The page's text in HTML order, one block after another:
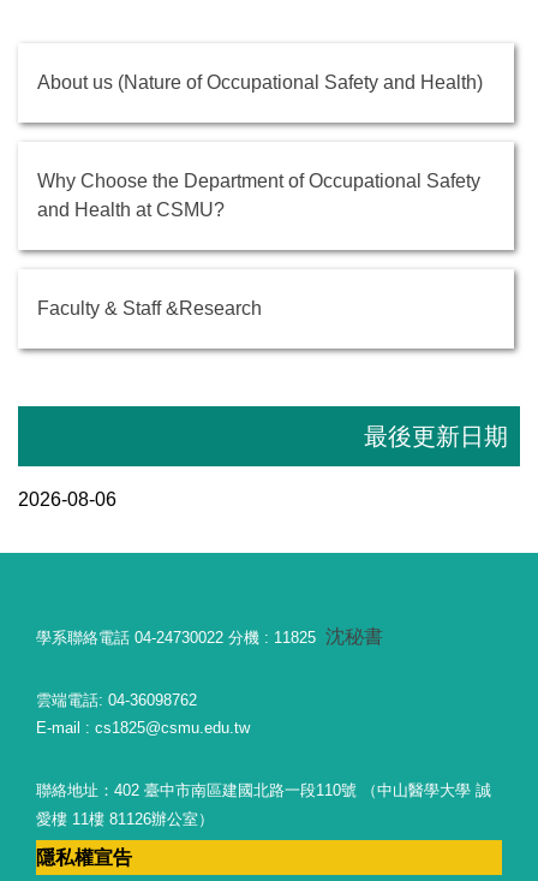
About us (Nature of Occupational Safety and Health)
Why Choose the Department of Occupational Safety
and Health at CSMU?
Faculty & Staff &Research
最後更新日期
2026-08-06
學系聯絡電話 04-24730022 分機 : 11825 沈秘書
雲端電話: 04-36098762
E-mail : cs1825@csmu.edu.tw
聯絡地址：402 臺中市南區建國北路一段110號 （中山醫學大學 誠
愛樓 11樓 81126辦公室）
隱私權宣告